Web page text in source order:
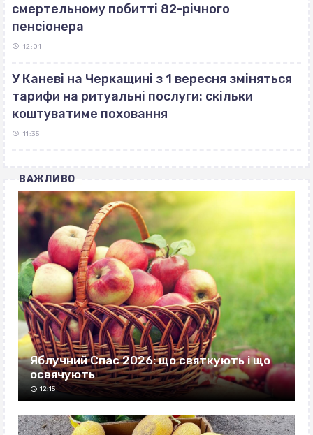
смертельному побитті 82-річного
пенсіонера
12:01
У Каневі на Черкащині з 1 вересня зміняться
тарифи на ритуальні послуги: скільки
коштуватиме поховання
11:35
ВАЖЛИВО
Яблучний Спас 2026: що святкують і що
освячують
12:15